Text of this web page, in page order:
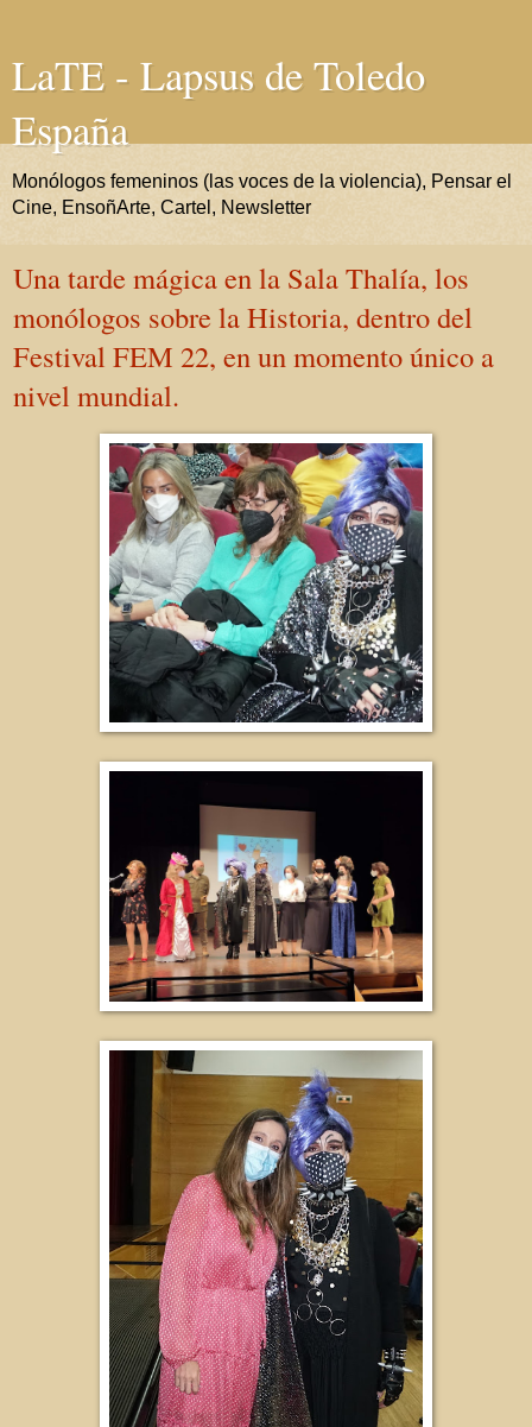
LaTE - Lapsus de Toledo
España
Monólogos femeninos (las voces de la violencia), Pensar el
Cine, EnsoñArte, Cartel, Newsletter
Una tarde mágica en la Sala Thalía, los
monólogos sobre la Historia, dentro del
Festival FEM 22, en un momento único a
nivel mundial.